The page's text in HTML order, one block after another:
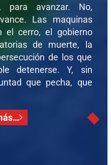
para avanzar. No,
Las maquinas
el cerro, el gobierno
de muerte, la
de los que
detenerse. Y, sin
que pecha, que